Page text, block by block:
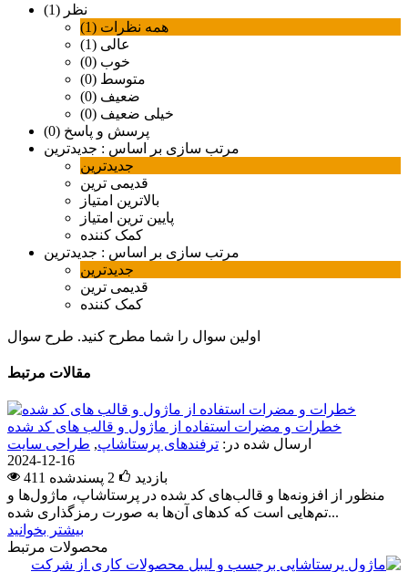
نظر (1)
همه نظرات (1)
عالی (1)
خوب (0)
متوسط (0)
ضعیف (0)
خیلی ضعیف (0)
پرسش و پاسخ (0)
مرتب سازی بر اساس : جدیدترین
جدیدترین
قدیمی ترین
بالاترین امتیاز
پایین ترین امتیاز
کمک کننده
مرتب سازی بر اساس : جدیدترین
جدیدترین
قدیمی ترین
کمک کننده
اولین سوال را شما مطرح کنید. طرح سوال
مقالات مرتبط
خطرات و مضرات استفاده از ماژول و قالب های کد شده
ارسال شده در: ترفندهای پرستاشاپ, طراحی سایت
2024-12-16
411 بازدید
2 پسندشده
منظور از افزونه‌ها و قالب‌های کد شده در پرستاشاپ، ماژول‌ها و
تم‌هایی است که کدهای آن‌ها به صورت رمزگذاری شده...
بیشتر بخوانید
محصولات مرتبط